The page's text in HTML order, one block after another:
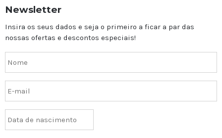
Newsletter
Insira os seus dados e seja o primeiro a ficar a par das
nossas ofertas e descontos especiais!